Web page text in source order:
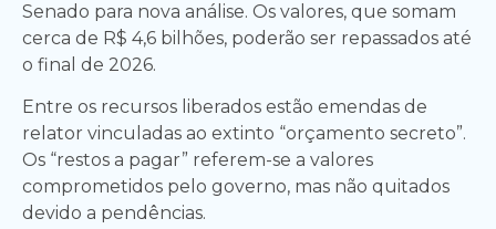
Senado para nova análise. Os valores, que somam
cerca de R$ 4,6 bilhões, poderão ser repassados até
o final de 2026.
Entre os recursos liberados estão emendas de
relator vinculadas ao extinto “orçamento secreto”.
Os “restos a pagar” referem-se a valores
comprometidos pelo governo, mas não quitados
devido a pendências.